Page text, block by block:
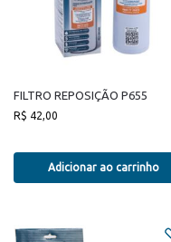
FILTRO REPOSIÇÃO P655
R$ 42,00
Adicionar ao carrinho